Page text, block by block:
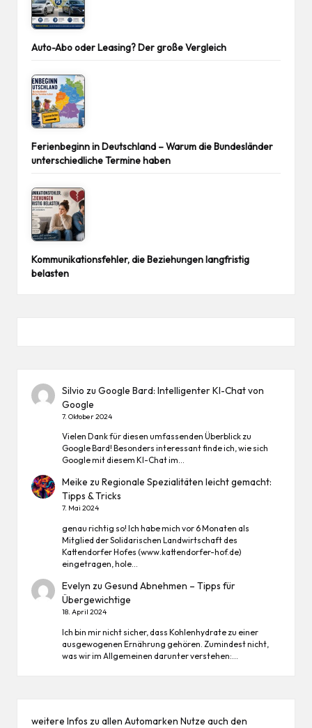
Auto-Abo oder Leasing? Der große Vergleich
Ferienbeginn in Deutschland – Warum die Bundesländer
unterschiedliche Termine haben
Kommunikationsfehler, die Beziehungen langfristig
belasten
Silvio zuGoogle Bard: Intelligenter KI-Chat von
Google
7. Oktober 2024
Vielen Dank für diesen umfassenden Überblick zu
Google Bard! Besonders interessant finde ich, wie sich
Google mit diesem KI-Chat im…
Meike zuRegionale Spezialitäten leicht gemacht:
Tipps & Tricks
7. Mai 2024
genau richtig so! Ich habe mich vor 6 Monaten als
Mitglied der Solidarischen Landwirtschaft des
Kattendorfer Hofes (www.kattendorfer-hof.de)
eingetragen, hole…
Evelyn zuGesund Abnehmen – Tipps für
Übergewichtige
18. April 2024
Ich bin mir nicht sicher, dass Kohlenhydrate zu einer
ausgewogenen Ernährung gehören. Zumindest nicht,
was wir im Allgemeinen darunter verstehen:…
weitere Infos zu allen Automarken Nutze auch den